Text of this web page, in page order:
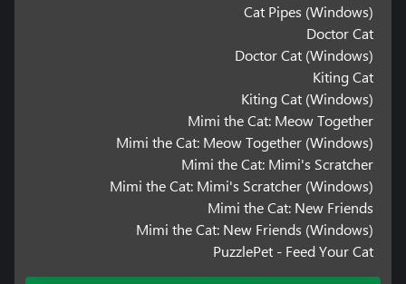
Cat Pipes (Windows)
Doctor Cat
Doctor Cat (Windows)
Kiting Cat
Kiting Cat (Windows)
Mimi the Cat: Meow Together
Mimi the Cat: Meow Together (Windows)
Mimi the Cat: Mimi's Scratcher
Mimi the Cat: Mimi's Scratcher (Windows)
Mimi the Cat: New Friends
Mimi the Cat: New Friends (Windows)
PuzzlePet - Feed Your Cat